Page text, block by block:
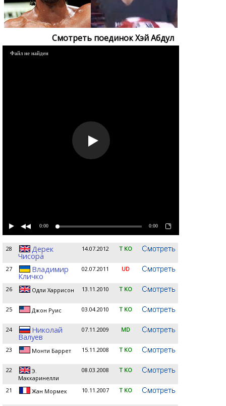
Смотреть поединок Хэй Абдул
Файл не найден
0:00 0:00
28 Дерек
Чисора
14.07.2012 T KO
27 Владимир
Кличко
02.07.2011 UD
26 Одли Харрисон 13.11.2010 T KO
25 Джон Руис 03.04.2010 T KO
24 Николай
Валуев
07.11.2009 MD
23 Монти Баррет 15.11.2008 T KO
22
Э.
Маккаринелли
08.03.2008 T KO
21 Жан Мормек 10.11.2007 T KO